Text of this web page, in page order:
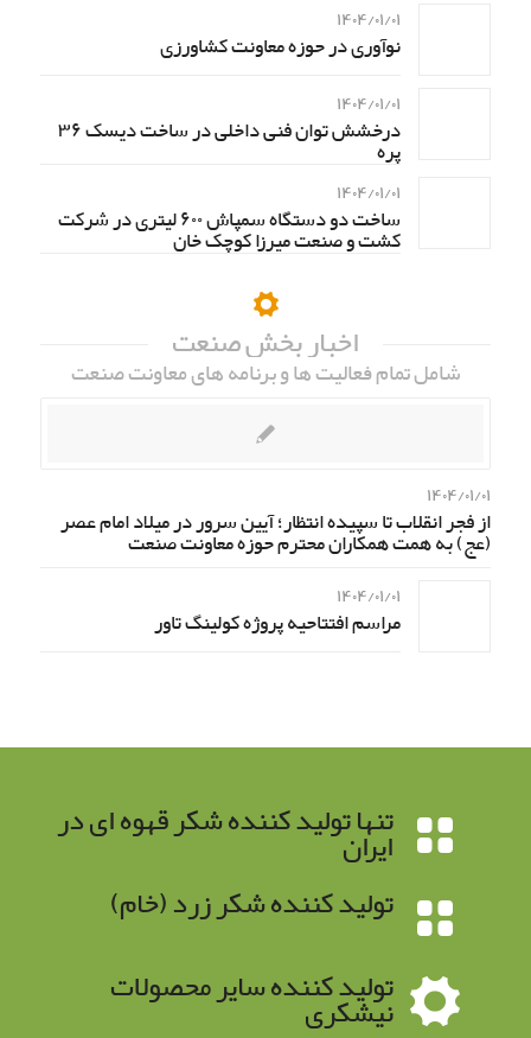
۱۴۰۴/۰۱/۰۱
نوآوری در حوزه معاونت کشاورزی
۱۴۰۴/۰۱/۰۱
درخشش توان فنی داخلی در ساخت دیسک ۳۶
پره
۱۴۰۴/۰۱/۰۱
ساخت دو دستگاه سمپاش ۶۰۰ لیتری در شرکت
کشت و صنعت میرزا کوچک خان
اخبار بخش صنعت
شامل تمام فعالیت ها و برنامه های معاونت صنعت
۱۴۰۴/۰۱/۰۱
از فجر انقلاب تا سپیده انتظار؛ آیین سرور در میلاد امام عصر
(عج) به همت همکاران محترم حوزه معاونت صنعت
۱۴۰۴/۰۱/۰۱
مراسم افتتاحیه پروژه کولینگ تاور
تنها تولید کننده شکر قهوه ای در
ایران
تولید کننده شکر زرد (خام)
تولید کننده سایر محصولات
نیشکری